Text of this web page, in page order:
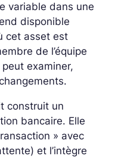
variable dans une
disponible
cet asset est
de l’équipe
examiner,
construit un
bancaire. Elle
» avec
et l’intègre